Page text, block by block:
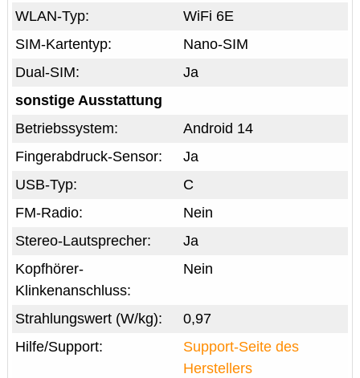
WiFi 6E
WLAN-Typ:
Nano-SIM
SIM-Kartentyp:
Ja
Dual-SIM:
sonstige Ausstattung
Android 14
Betriebssystem:
Ja
Fingerabdruck-Sensor:
C
USB-Typ:
Nein
FM-Radio:
Ja
Stereo-Lautsprecher:
Nein
Kopfhörer-
Klinkenanschluss:
0,97
Strahlungswert (W/kg):
Support-Seite des
Herstellers
Hilfe/Support: